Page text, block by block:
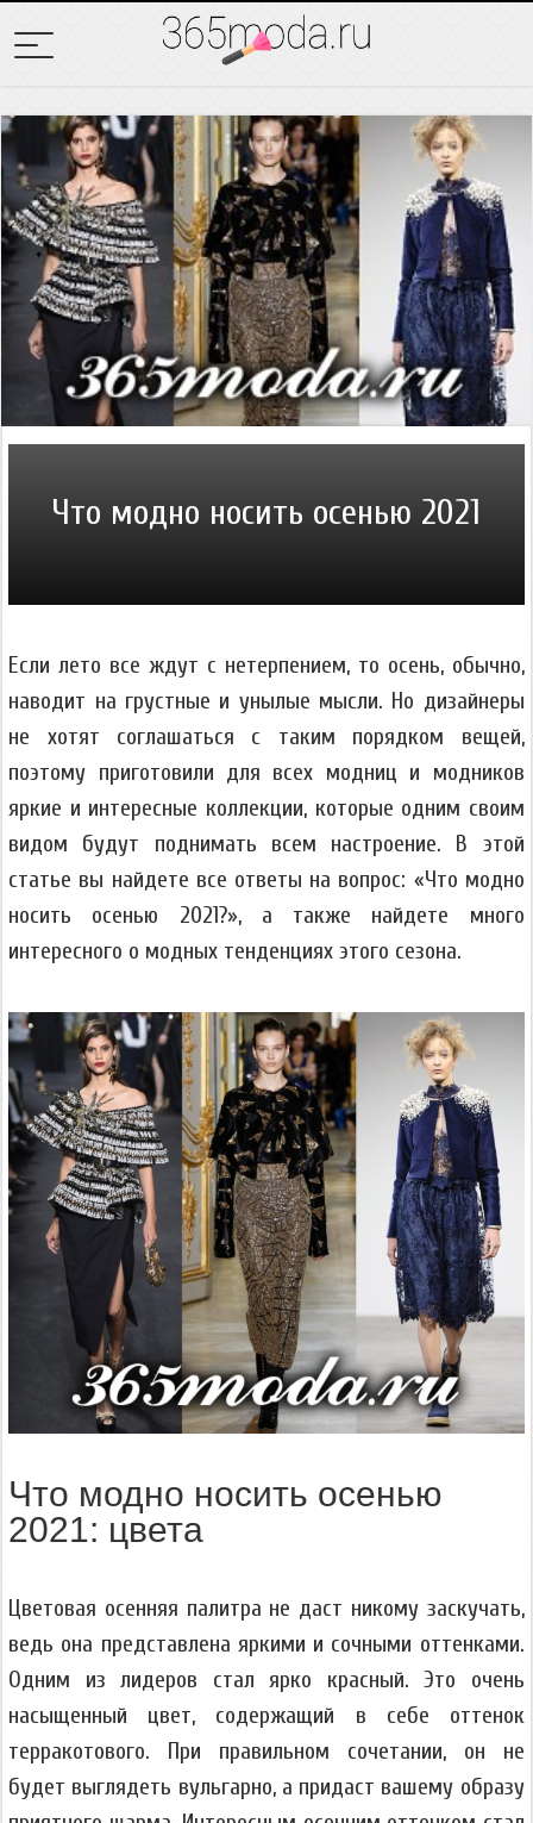
Что модно носить осенью 2021
Если лето все ждут с нетерпением, то осень, обычно,
наводит на грустные и унылые мысли. Но дизайнеры
не хотят соглашаться с таким порядком вещей,
поэтому приготовили для всех модниц и модников
яркие и интересные коллекции, которые одним своим
видом будут поднимать всем настроение. В этой
статье вы найдете все ответы на вопрос: «Что модно
носить осенью 2021?», а также найдете много
интересного о модных тенденциях этого сезона.
Что модно носить осенью
2021: цвета
Цветовая осенняя палитра не даст никому заскучать,
ведь она представлена яркими и сочными оттенками.
Одним из лидеров стал ярко красный. Это очень
насыщенный цвет, содержащий в себе оттенок
терракотового. При правильном сочетании, он не
будет выглядеть вульгарно, а придаст вашему образу